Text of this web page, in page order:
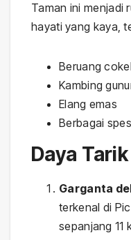
Taman ini menjadi
hayati yang kaya,
Beruang
Kambing
Elang emas
Berbagai
Daya
Garganta
terkenal di
sepanjang 11